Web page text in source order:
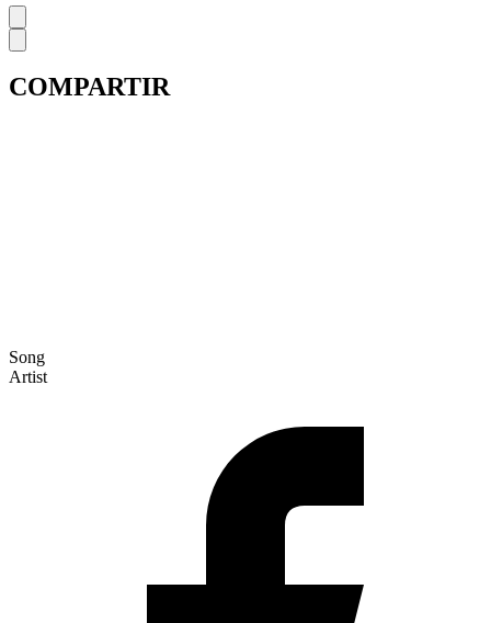
COMPARTIR
Song
Artist